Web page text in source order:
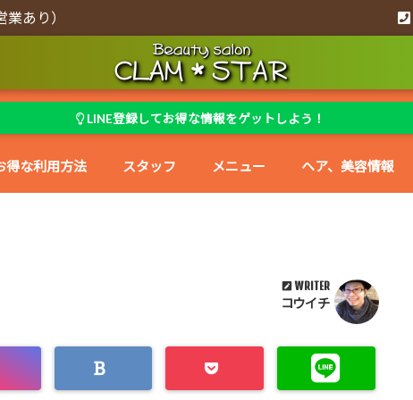
あり）
LINE登録してお得な情報をゲットしよう！
得な利用方法 スタッフ メニュー ヘア、美容情報
WRITER
コウイチ